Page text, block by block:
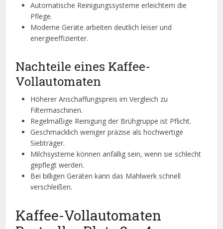
Automatische Reinigungssysteme erleichtern die
Pflege.
Moderne Geräte arbeiten deutlich leiser und
energieeffizienter.
Nachteile eines Kaffee-
Vollautomaten
Höherer Anschaffungspreis im Vergleich zu
Filtermaschinen.
Regelmäßige Reinigung der Brühgruppe ist Pflicht.
Geschmacklich weniger präzise als hochwertige
Siebträger.
Milchsysteme können anfällig sein, wenn sie schlecht
gepflegt werden.
Bei billigen Geräten kann das Mahlwerk schnell
verschleißen.
Kaffee-Vollautomaten